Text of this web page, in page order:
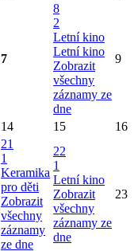
7
8
2
Letní kino
Letní kino
Zobrazit
všechny
záznamy ze
dne
9
14 15
16
21
1
Keramika
pro děti
Zobrazit
všechny
záznamy
ze dne
22
1
Letní kino
Zobrazit
všechny
záznamy ze
dne
23